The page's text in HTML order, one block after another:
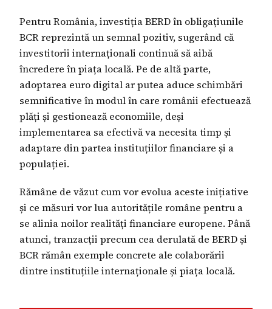
Pentru România, investiția BERD în obligațiunile
BCR reprezintă un semnal pozitiv, sugerând că
investitorii internaționali continuă să aibă
încredere în piața locală. Pe de altă parte,
adoptarea euro digital ar putea aduce schimbări
semnificative în modul în care românii efectuează
plăți și gestionează economiile, deși
implementarea sa efectivă va necesita timp și
adaptare din partea instituțiilor financiare și a
populației.
Rămâne de văzut cum vor evolua aceste inițiative
și ce măsuri vor lua autoritățile române pentru a
se alinia noilor realități financiare europene. Până
atunci, tranzacții precum cea derulată de BERD și
BCR rămân exemple concrete ale colaborării
dintre instituțiile internaționale și piața locală.